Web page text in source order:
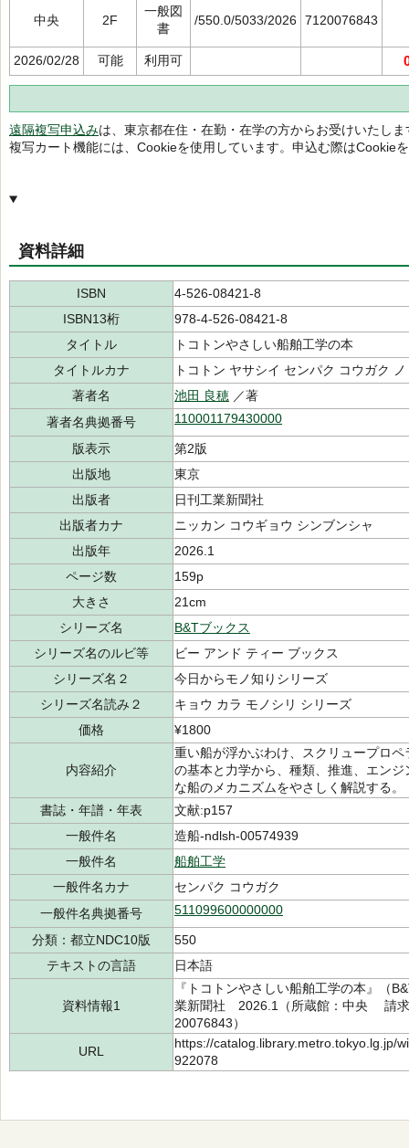
中央 2F
一般図
書
/550.0/5033/2026 7120076843
2026/02/28 可能 利用可
遠隔複写申込みは、東京都在住・在勤・在学の方からお受けいたしま
複写カート機能には、Cookieを使用しています。申込む際はCookie
資料詳細
ISBN
4-526-08421-8
ISBN13桁
978-4-526-08421-8
タイトル
トコトンやさしい船舶工学の本
タイトルカナ
トコトン ヤサシイ センパク コウガク
著者名
池田 良穂 ／著
著者名典拠番号
110001179430000
版表示
第2版
出版地
東京
出版者
日刊工業新聞社
出版者カナ
ニッカン コウギョウ シンブンシャ
出版年
2026.1
ページ数
159p
大きさ
21cm
シリーズ名
B&Tブックス
シリーズ名のルビ等
ビー アンド ティー ブックス
シリーズ名２
今日からモノ知りシリーズ
シリーズ名読み２
キョウ カラ モノシリ シリーズ
価格
¥1800
内容紹介
重い船が浮かぶわけ、スクリュープロ
の基本と力学から、種類、推進、エン
な船のメカニズムをやさしく解説する。
書誌・年譜・年表
文献:p157
一般件名
造船-ndlsh-00574939
一般件名
船舶工学
一般件名カナ
センパク コウガク
一般件名典拠番号
511099600000000
分類：都立NDC10版
550
テキストの言語
日本語
資料情報1
『トコトンやさしい船舶工学の本』
業新聞社 2026.1（所蔵館：中央 請
20076843）
URL
https://catalog.library.metro.tokyo.lg.jp/
922078